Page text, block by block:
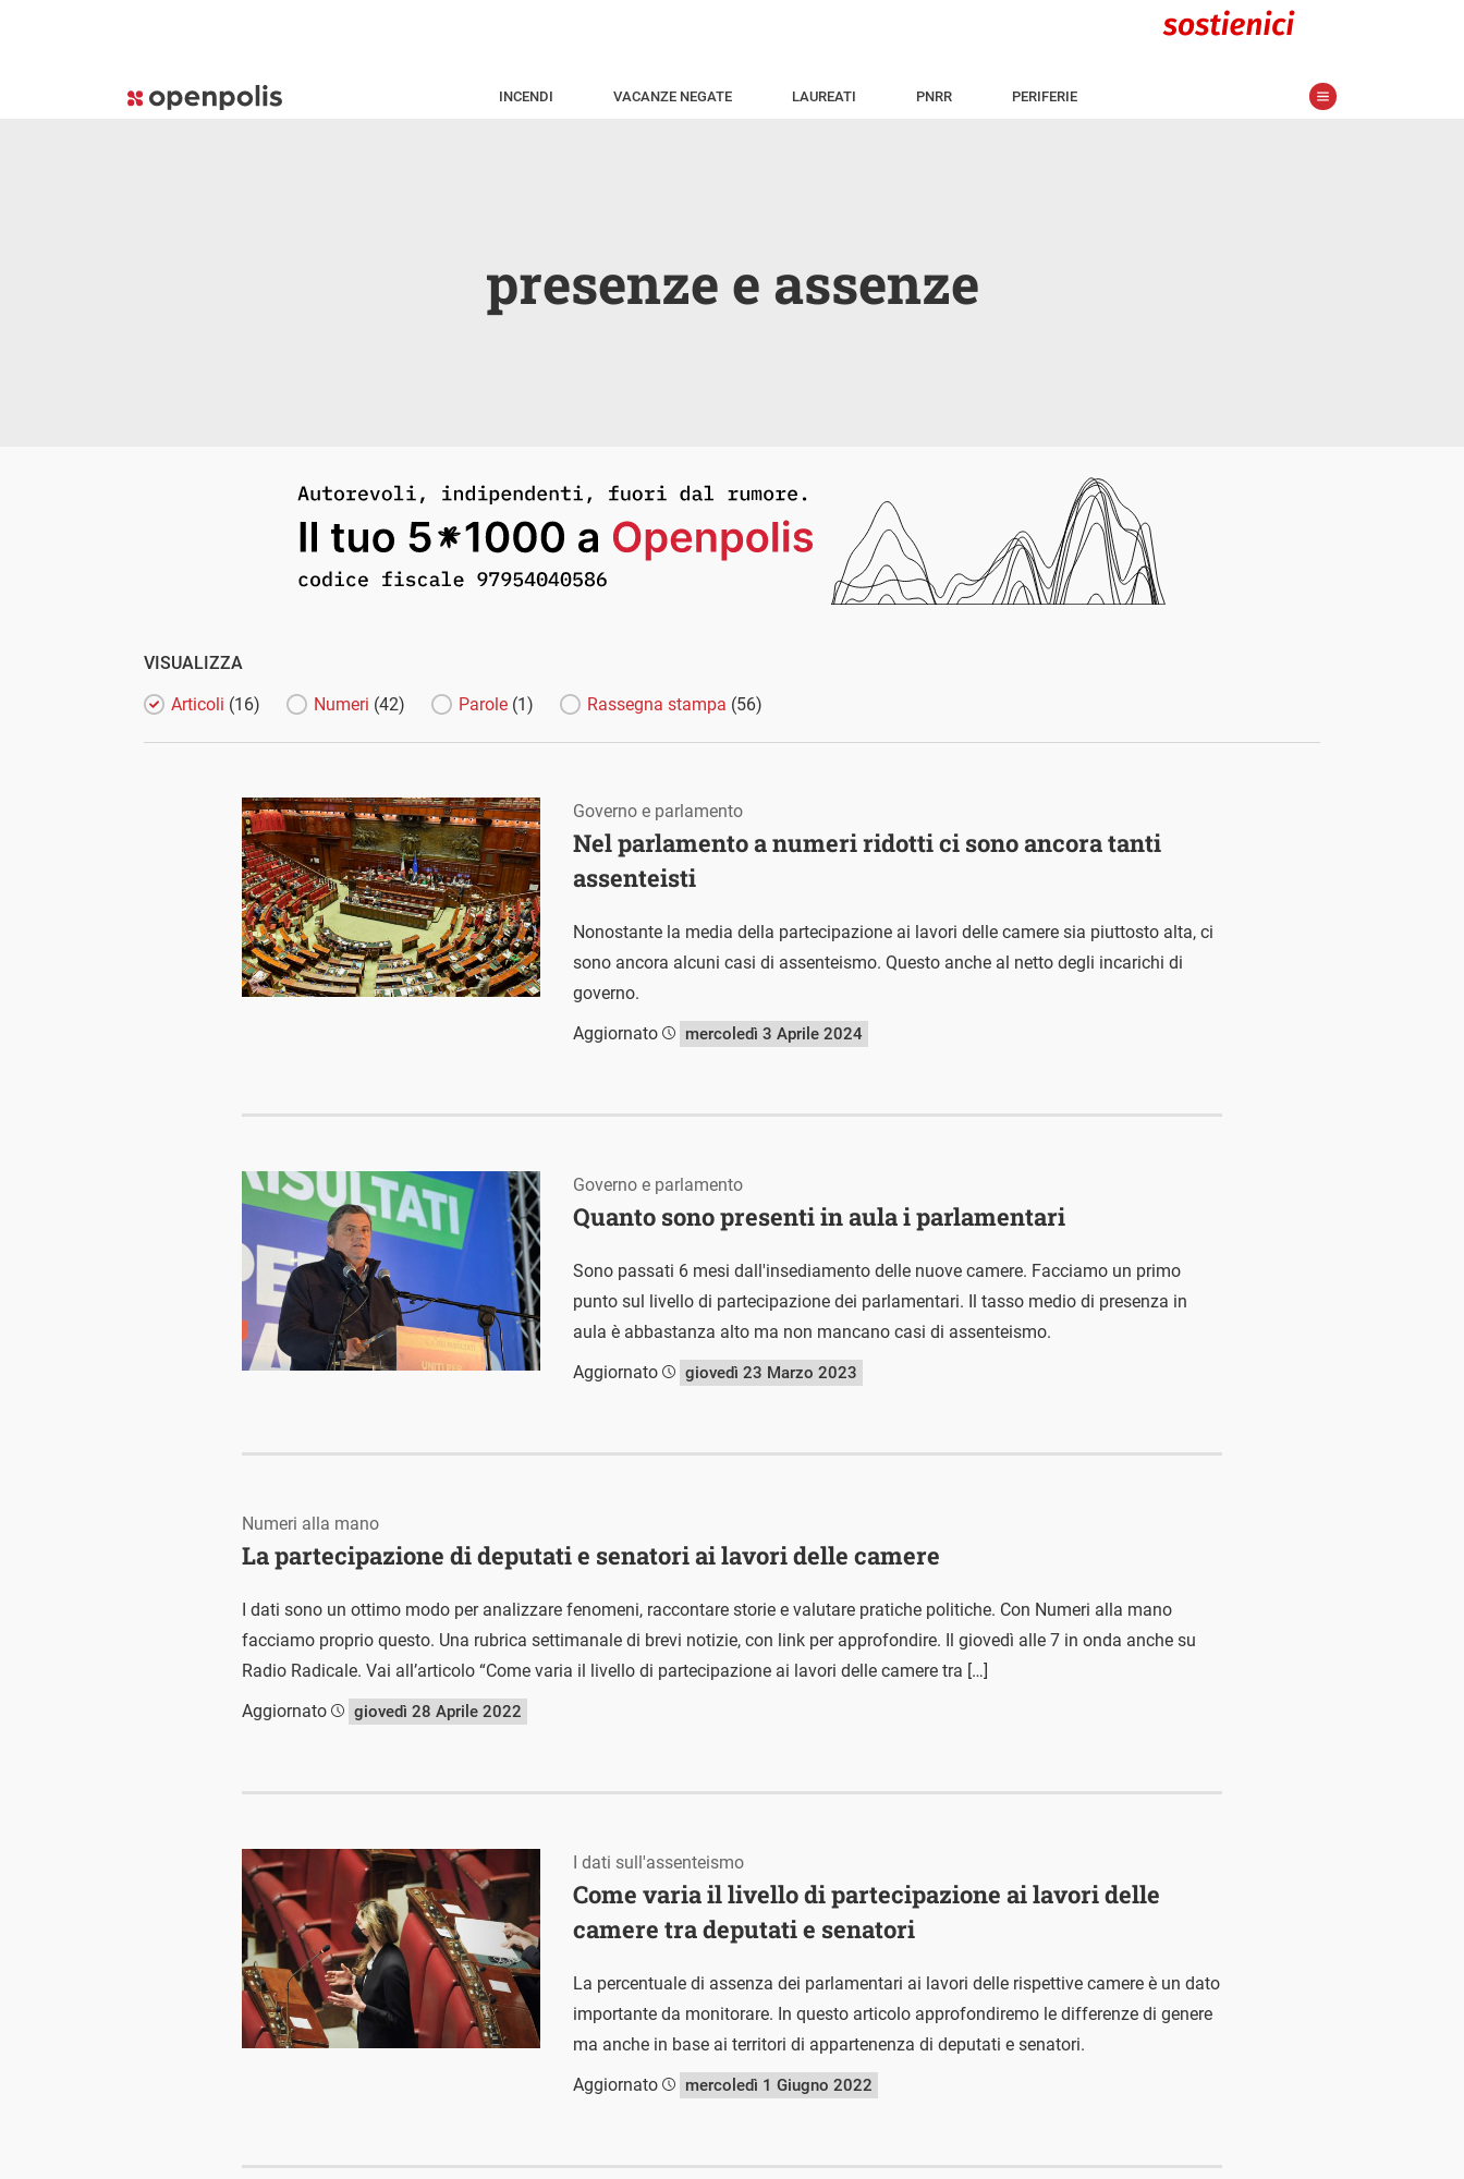
INCENDI VACANZE NEGATE LAUREATI PNRR PERIFERIE
presenze e assenze
VISUALIZZA
Articoli (16) Numeri (42) Parole (1) Rassegna stampa (56)
Nel parlamento a numeri ridotti ci sono ancora tanti
assenteisti
Governo e parlamento
Nonostante la media della partecipazione ai lavori delle camere sia piuttosto alta, ci
sono ancora alcuni casi di assenteismo. Questo anche al netto degli incarichi di
governo.
Aggiornato
mercoledì 3 Aprile 2024
Quanto sono presenti in aula i parlamentari
Governo e parlamento
Sono passati 6 mesi dall'insediamento delle nuove camere. Facciamo un primo
punto sul livello di partecipazione dei parlamentari. Il tasso medio di presenza in
aula è abbastanza alto ma non mancano casi di assenteismo.
Aggiornato
giovedì 23 Marzo 2023
La partecipazione di deputati e senatori ai lavori delle camere
Numeri alla mano
I dati sono un ottimo modo per analizzare fenomeni, raccontare storie e valutare pratiche politiche. Con Numeri alla mano
facciamo proprio questo. Una rubrica settimanale di brevi notizie, con link per approfondire. Il giovedì alle 7 in onda anche su
Radio Radicale. Vai all’articolo “Come varia il livello di partecipazione ai lavori delle camere tra […]
Aggiornato
giovedì 28 Aprile 2022
Come varia il livello di partecipazione ai lavori delle
camere tra deputati e senatori
I dati sull'assenteismo
La percentuale di assenza dei parlamentari ai lavori delle rispettive camere è un dato
importante da monitorare. In questo articolo approfondiremo le differenze di genere
ma anche in base ai territori di appartenenza di deputati e senatori.
Aggiornato
mercoledì 1 Giugno 2022